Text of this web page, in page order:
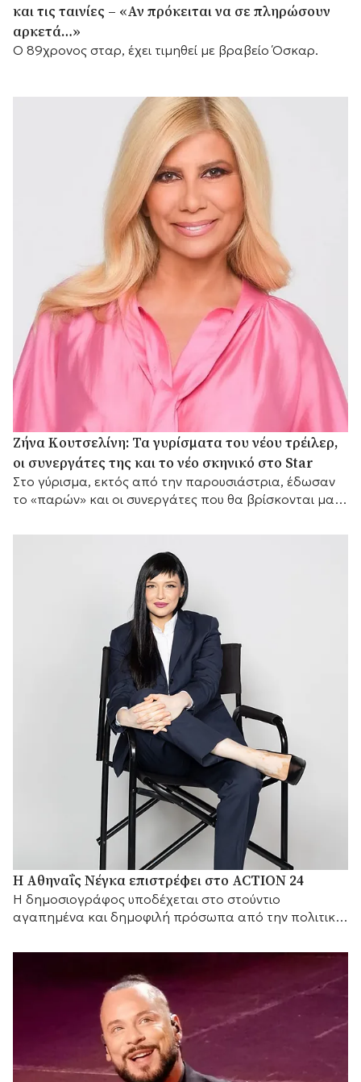
και τις ταινίες – «Αν πρόκειται να σε πληρώσουν
αρκετά…»
Ο 89χρονος σταρ, έχει τιμηθεί με βραβείο Όσκαρ.
Ζήνα Κουτσελίνη: Τα γυρίσματα του νέου τρέιλερ,
οι συνεργάτες της και το νέο σκηνικό στο Star
Στο γύρισμα, εκτός από την παρουσιάστρια, έδωσαν
το «παρών» και οι συνεργάτες που θα βρίσκονται μαζί
Η Αθηναΐς Νέγκα επιστρέφει στο ACTION 24
H δημοσιογράφος υποδέχεται στο στούντιο
αγαπημένα και δημοφιλή πρόσωπα από την πολιτική